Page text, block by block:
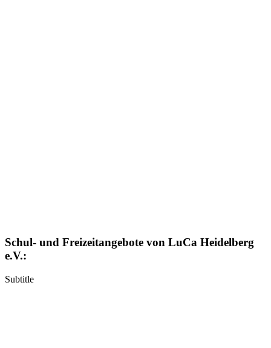
Schul- und Freizeitangebote von LuCa Heidelberg
e.V.:
Subtitle